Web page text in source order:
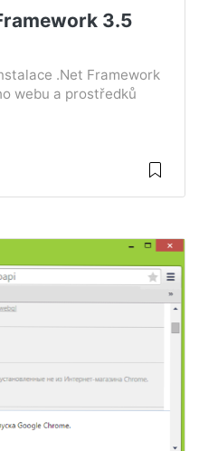
3.5
.Net Framework
webu a prostředků